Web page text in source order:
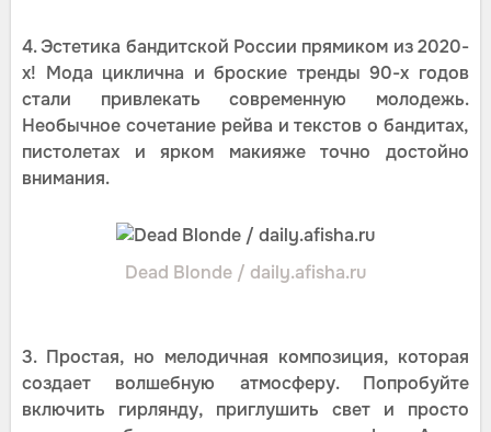
4. Эстетика бандитской России прямиком из 2020-
х! Мода циклична и броские тренды 90-х годов
стали привлекать современную молодежь.
Необычное сочетание рейва и текстов о бандитах,
пистолетах и ярком макияже точно достойно
внимания.
Dead Blonde / daily.afisha.ru
3. Простая, но мелодичная композиция, которая
создает волшебную атмосферу. Попробуйте
включить гирлянду, приглушить свет и просто